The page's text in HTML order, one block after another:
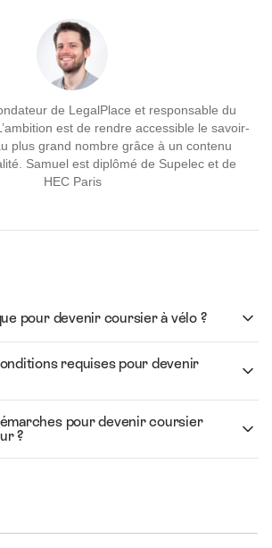
de LegalPlace et responsable du
est de rendre accessible le savoir-
plus grand nombre grâce à un contenu
Samuel est diplômé de Supelec et de
HEC Paris
pour devenir coursier à vélo ?
requises pour devenir
pour devenir coursier
?